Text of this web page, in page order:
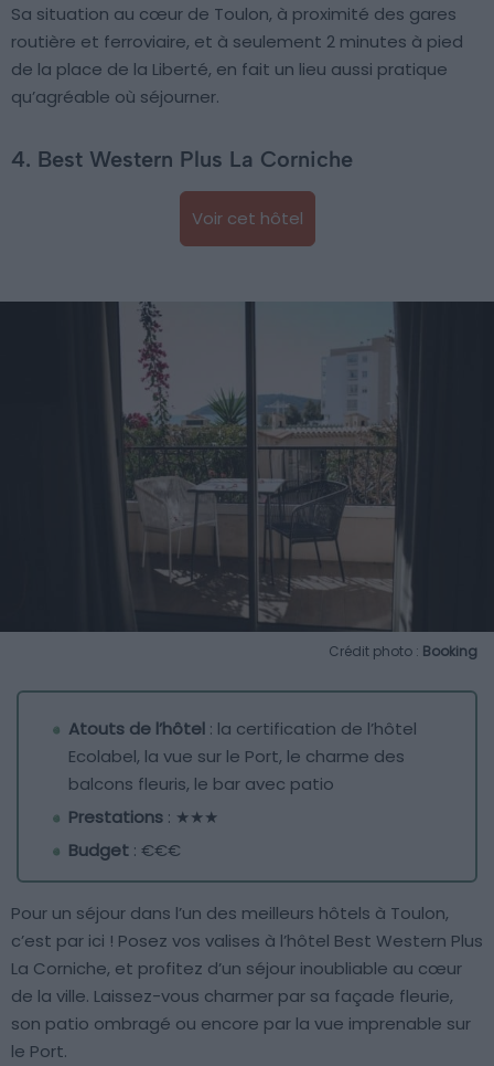
Sa situation au cœur de Toulon, à proximité des gares
routière et ferroviaire, et à seulement 2 minutes à pied
de la place de la Liberté, en fait un lieu aussi pratique
qu’agréable où séjourner.
4. Best Western Plus La Corniche
Voir cet hôtel
Crédit photo : Booking
Atouts de l’hôtel : la certification de l’hôtel
Ecolabel, la vue sur le Port, le charme des
balcons fleuris, le bar avec patio
Prestations : ★★★
Budget : €€€
Pour un séjour dans l’un des meilleurs hôtels à Toulon,
c’est par ici ! Posez vos valises à l’hôtel Best Western Plus
La Corniche, et profitez d’un séjour inoubliable au cœur
de la ville. Laissez-vous charmer par sa façade fleurie,
son patio ombragé ou encore par la vue imprenable sur
le Port.